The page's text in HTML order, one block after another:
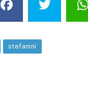
stefanini